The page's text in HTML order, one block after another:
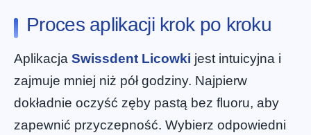
Proces aplikacji krok po kroku
Aplikacja Swissdent Licowki jest intuicyjna i
zajmuje mniej niż pół godziny. Najpierw
dokładnie oczyść zęby pastą bez fluoru, aby
zapewnić przyczepność. Wybierz odpowiedni